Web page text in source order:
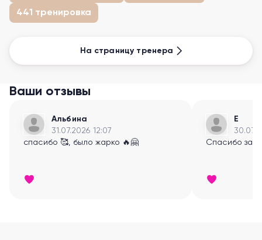
441 тренировка
На страницу тренера
Ваши отзывы
Альбина
31.07.2026 12:07
спасибо 🥰, было жарко 🔥🤗
E
Спасибо за